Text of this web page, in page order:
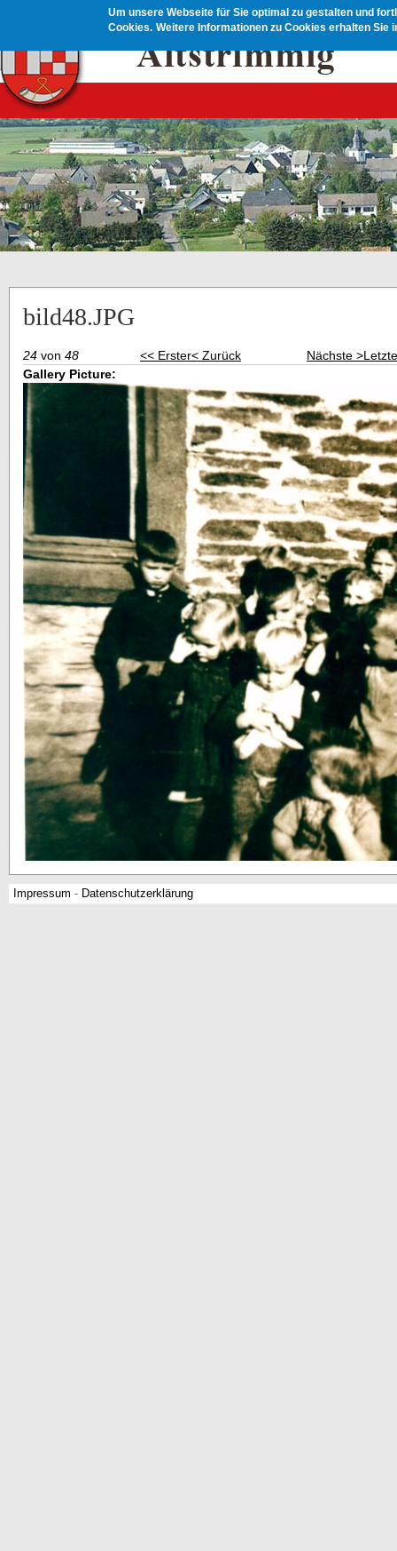
Um unsere Webseite für Sie optimal zu gestalten und
Cookies. Weitere Informationen zu Cookies erhalten Sie
bild48.JPG
24 von 48 << Erster< Zurück Nächste >
Gallery Picture:
Impressum - Datenschutzerklärung